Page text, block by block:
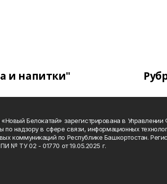
и напитки"
«Новый Белокатай» зарегистрирована в Управлении
по надзору в сфере связи, информационных
коммуникаций по Республике Башкортостан.
№ ТУ 02 - 01770 от 19.05.2025 г.